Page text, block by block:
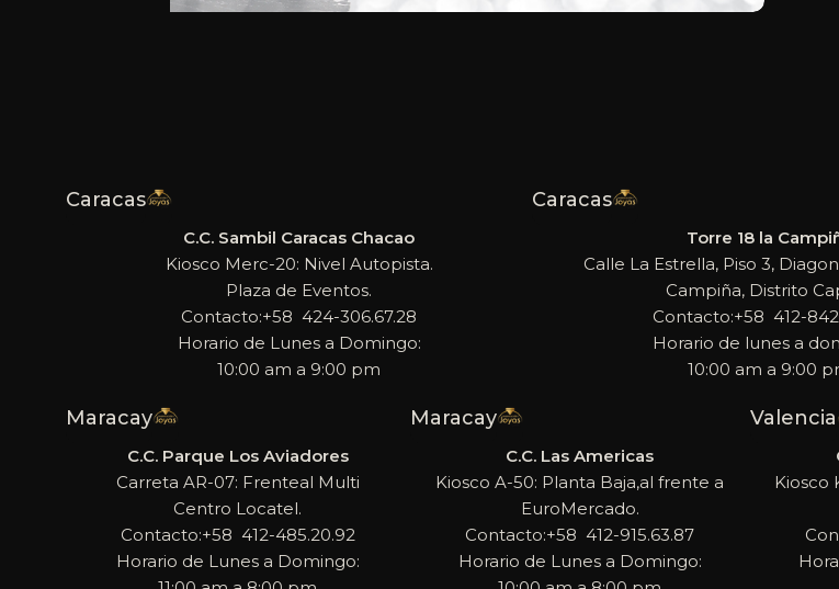
Caracas
C.C. Sambil Caracas Chacao
Kiosco Merc-20: Nivel Autopista.
Plaza de Eventos.
Contacto:+58 424-306.67.28
Horario de Lunes a Domingo:
10:00 am a 9:00 pm
Caracas
Torre 18 la
Calle La Estrella, Piso 3,
Campiña, Distrito
Contacto:+58 412-
Horario de lunes a
10:00 am a 9:00
Maracay
C.C. Parque Los Aviadores
Carreta AR-07: Frenteal Multi
Centro Locatel.
Contacto:+58 412-485.20.92
Horario de Lunes a Domingo:
Maracay
C.C. Las Americas
Kiosco A-50: Planta Baja,al frente a
EuroMercado.
Contacto:+58 412-915.63.87
Horario de Lunes a Domingo:
Valencia
Kiosco